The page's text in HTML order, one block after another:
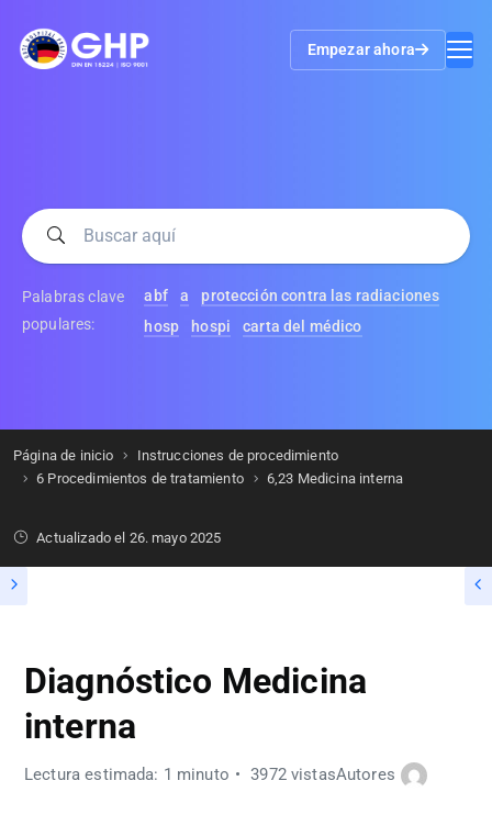
Empezar ahora
Palabras clave
populares:
abf a
protección contra las radiaciones
hosp
hospi carta del médico
Página de inicio
Instrucciones de procedimiento
6 Procedimientos de tratamiento
6,23 Medicina interna
Actualizado el 26. mayo 2025
Diagnóstico Medicina
interna
Lectura estimada: 1 minuto 3972 vistasAutores